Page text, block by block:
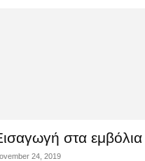
στα εμβόλια
24, 2019